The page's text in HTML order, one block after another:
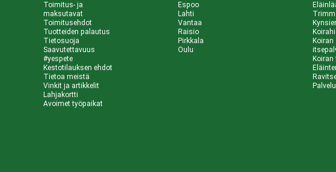
Toimitus- ja
maksutavat
Toimitusehdot
Tuotteiden palautus
Tietosuoja
Saavutettavuus
#yespete
Kestotilauksen ehdot
Tietoa meistä
Vinkit ja artikkelit
Lahjakortti
Avoimet työpaikat
Espoo
Lahti
Vantaa
Raisio
Pirkkala
Oulu
Koiran